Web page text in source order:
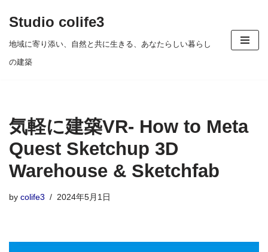
へ
ス
キ
ッ
プ
Studio colife3
地域に寄り添い、自然と共に生きる、あなたらしい暮らし
の建築
気軽に建築VR- How to Meta
Quest Sketchup 3D
Warehouse & Sketchfab
by colife3 2024年5月1日